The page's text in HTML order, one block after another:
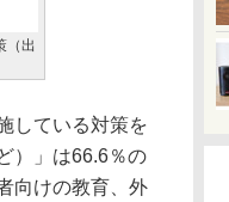
（出
している対策を
）」は66.6％の
向けの教育、外